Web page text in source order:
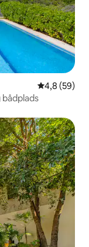
4,8 ud af 5 i
4,8 (59)